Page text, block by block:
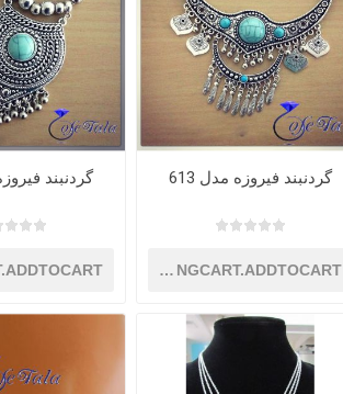
گردنبند فیروزه مدل 613
SHOPPINGCART.ADDTOCART
گردنبند